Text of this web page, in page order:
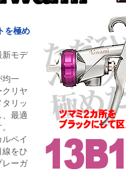
を極め
モデ
一
クリヤ
リッ
、最適
ペイ
線をひ
レーガ